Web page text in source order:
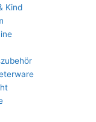
Kind